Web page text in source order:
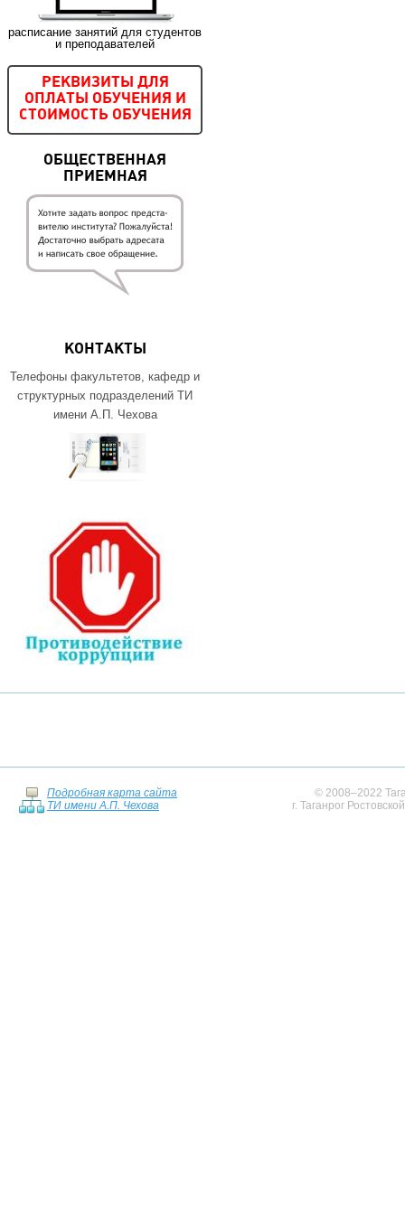
расписание занятий для студентов
и преподавателей
РЕКВИЗИТЫ ДЛЯ
ОПЛАТЫ ОБУЧЕНИЯ И
СТОИМОСТЬ ОБУЧЕНИЯ
ОБЩЕСТВЕННАЯ
ПРИЕМНАЯ
КОНТАКТЫ
Телефоны факультетов, кафедр и
структурных подразделений ТИ
имени А.П. Чехова
Подробная карта сайта
ТИ имени А.П. Чехова
© 2008–2022
г. Таганрог